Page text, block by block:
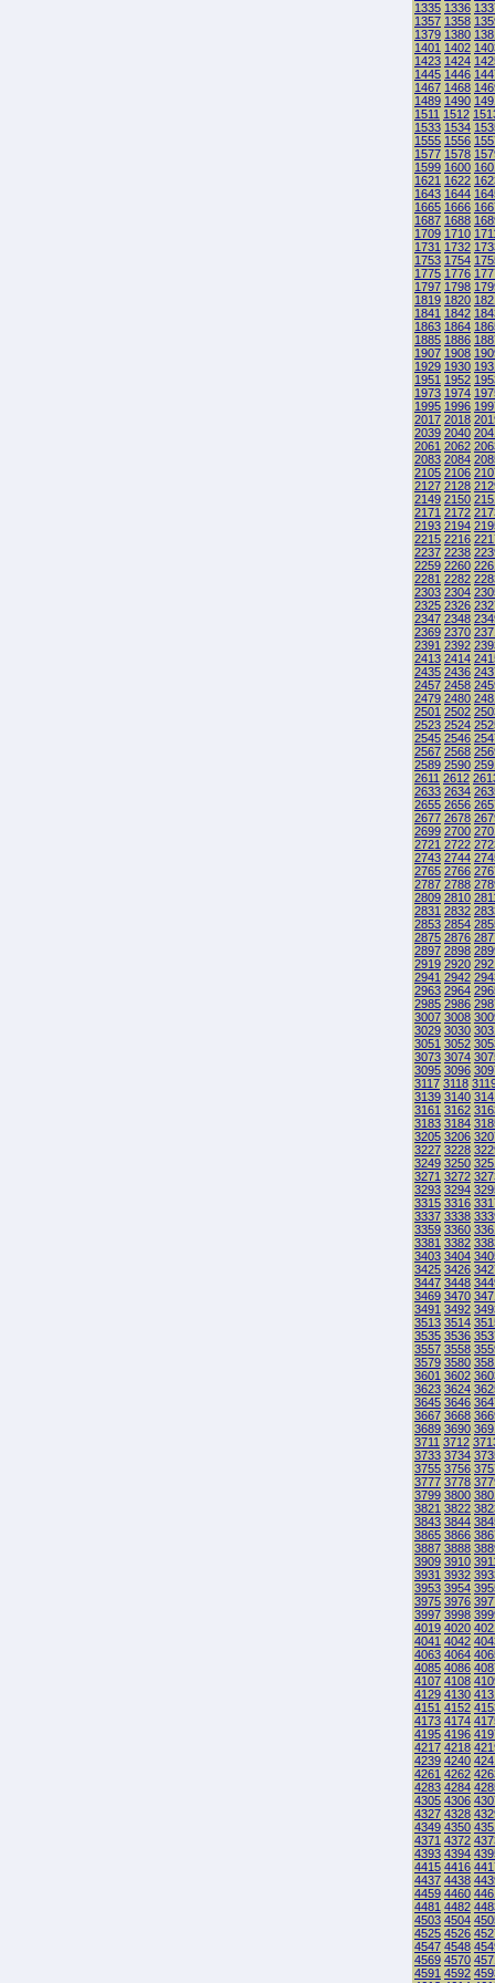
1335 1336
1357 1358
1379 1380
1401 1402
1423 1424
1445 1446
1467 1468
1489 1490
1511 1512
1533 1534
1555 1556
1577 1578
1599 1600
1621 1622
1643 1644
1665 1666
1687 1688
1709 1710
1731 1732
1753 1754
1775 1776
1797 1798
1819 1820
1841 1842
1863 1864
1885 1886
1907 1908
1929 1930
1951 1952
1973 1974
1995 1996
2017 2018
2039 2040
2061 2062
2083 2084
2105 2106
2127 2128
2149 2150
2171 2172
2193 2194
2215 2216
2237 2238
2259 2260
2281 2282
2303 2304
2325 2326
2347 2348
2369 2370
2391 2392
2413 2414
2435 2436
2457 2458
2479 2480
2501 2502
2523 2524
2545 2546
2567 2568
2589 2590
2611 2612
2633 2634
2655 2656
2677 2678
2699 2700
2721 2722
2743 2744
2765 2766
2787 2788
2809 2810
2831 2832
2853 2854
2875 2876
2897 2898
2919 2920
2941 2942
2963 2964
2985 2986
3007 3008
3029 3030
3051 3052
3073 3074
3095 3096
3117 3118
3139 3140
3161 3162
3183 3184
3205 3206
3227 3228
3249 3250
3271 3272
3293 3294
3315 3316
3337 3338
3359 3360
3381 3382
3403 3404
3425 3426
3447 3448
3469 3470
3491 3492
3513 3514
3535 3536
3557 3558
3579 3580
3601 3602
3623 3624
3645 3646
3667 3668
3689 3690
3711 3712
3733 3734
3755 3756
3777 3778
3799 3800
3821 3822
3843 3844
3865 3866
3887 3888
3909 3910
3931 3932
3953 3954
3975 3976
3997 3998
4019 4020
4041 4042
4063 4064
4085 4086
4107 4108
4129 4130
4151 4152
4173 4174
4195 4196
4217 4218
4239 4240
4261 4262
4283 4284
4305 4306
4327 4328
4349 4350
4371 4372
4393 4394
4415 4416
4437 4438
4459 4460
4481 4482
4503 4504
4525 4526
4547 4548
4569 4570
4591 4592